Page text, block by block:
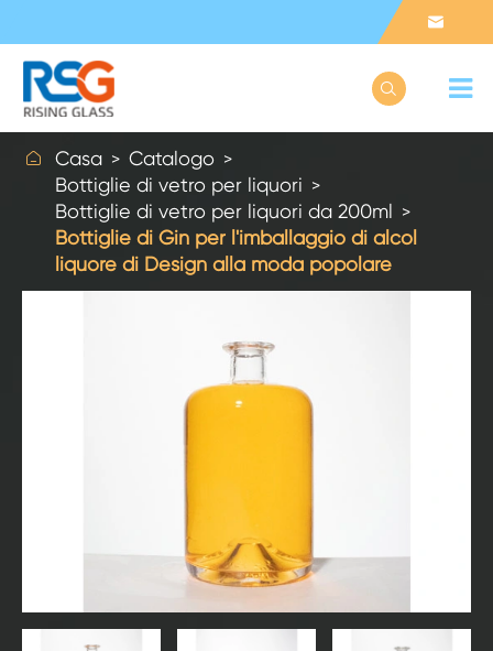


 Casa
Catalogo
Bottiglie di vetro per liquori
Bottiglie di vetro per liquori da 200ml
Bottiglie di Gin per l'imballaggio di alcol
liquore di Design alla moda popolare